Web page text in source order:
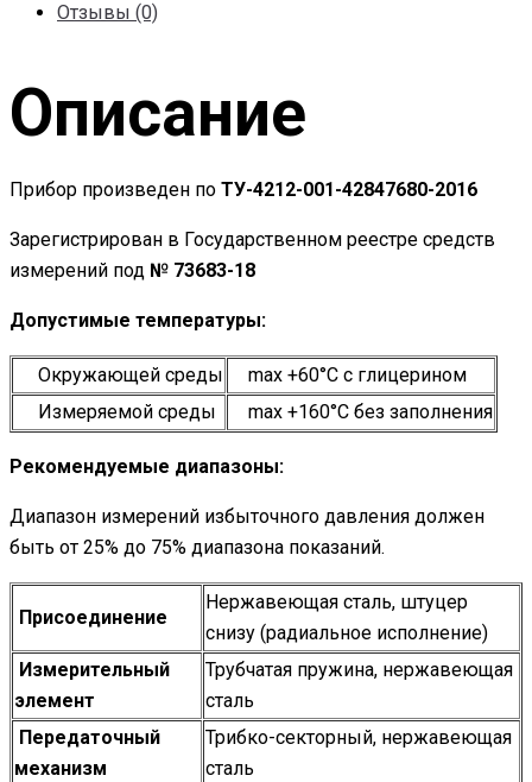
Отзывы (0)
Описание
Прибор произведен по ТУ-4212-001-42847680-2016
Зарегистрирован в Государственном реестре средств
измерений под № 73683-18
Допустимые температуры:
Окружающей среды
max +60°С c глицерином
Измеряемой среды
maх +160°С без заполнения
Рекомендуемые диапазоны:
Диапазон измерений избыточного давления должен
быть от 25% до 75% диапазона показаний.
Присоединение
Нержавеющая сталь, штуцер
снизу (радиальное исполнение)
Измерительный
элемент
Трубчатая пружина, нержавеющая
сталь
Передаточный
механизм
Трибко-секторный, нержавеющая
сталь